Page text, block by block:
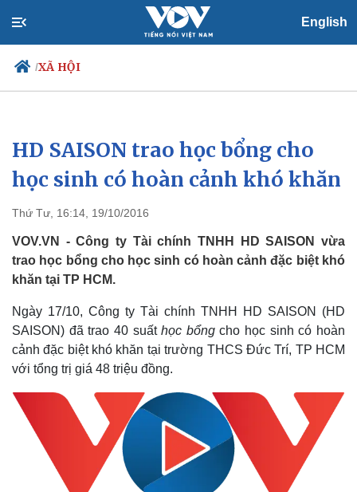
English
/XÃ HỘI
Chính trị
Tổ chức nhân sự
Nhận diện sự thật
Xã hội
Tin 24h
Dự báo thời tiết
Việc làm
Biển đảo
HD SAISON trao học bổng cho
học sinh có hoàn cảnh khó khăn
Thứ Tư, 16:14, 19/10/2016
VOV.VN - Công ty Tài chính TNHH HD SAISON vừa
trao học bổng cho học sinh có hoàn cảnh đặc biệt khó
khăn tại TP HCM.
Ngày 17/10, Công ty Tài chính TNHH HD SAISON (HD
SAISON) đã trao 40 suấthọc bổngcho học sinh có hoàn
cảnh đặc biệt khó khăn tại trường THCS Đức Trí, TP HCM
với tổng trị giá 48 triệu đồng.